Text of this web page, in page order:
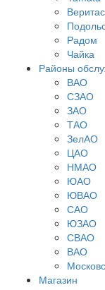
Веритас
Радом
Чайка
Районы
ВАО
СЗАО
ЗАО
ТАО
ЗелАО
ЦАО
НМАО
ЮАО
ЮВАО
САО
ЮЗАО
СВАО
ВАО
Магазин